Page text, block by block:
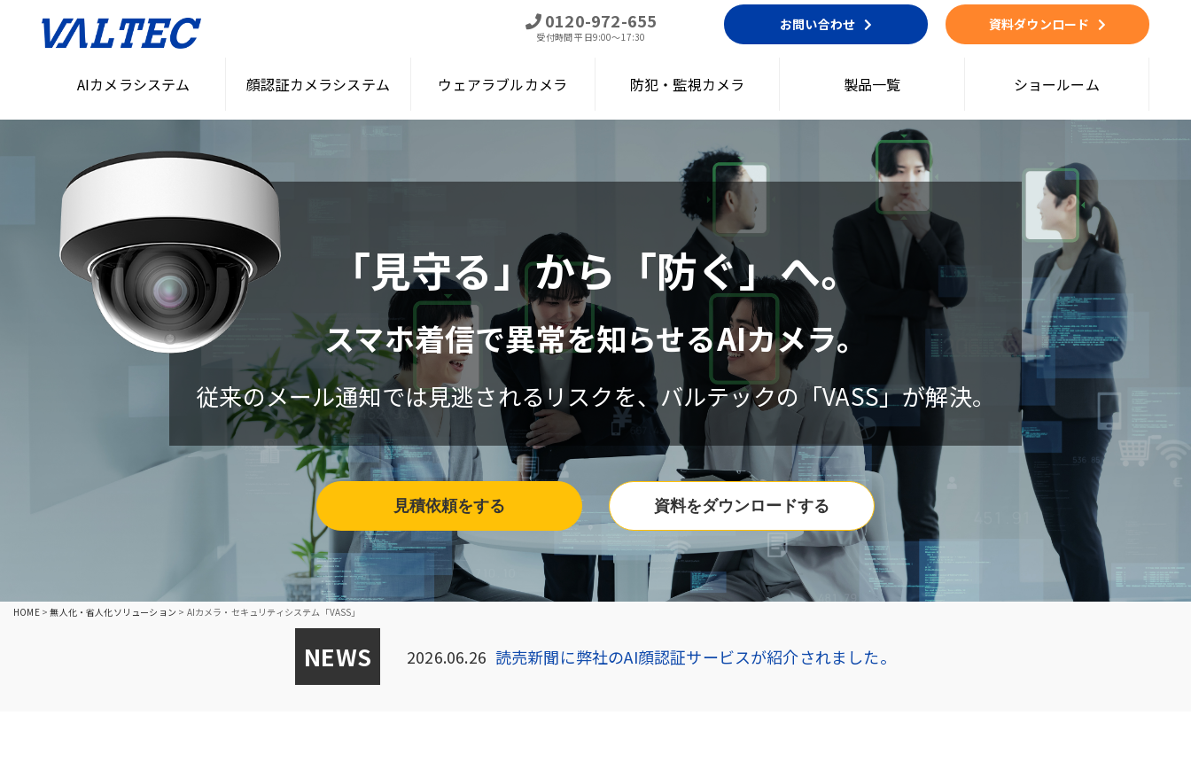
0120-972-655
受付時間平日9:00～17:30
お問い合わせ 資料ダウンロード
AIカメラシステム 顔認証カメラシステム ウェアラブルカメラ 防犯・監視カメラ 製品一覧 ショールーム
HOME>無人化・省人化ソリューション > AIカメラ・セキュリティシステム「VASS」
「見守る」から「防ぐ」へ。
スマホ着信で異常を知らせるAIカメラ。
従来のメール通知では見逃されるリスクを、バルテックの「VASS」が解決。
見積依頼をする 資料をダウンロードする
NEWS 2026.06.26 読売新聞に弊社のAI顔認証サービスが紹介されました。